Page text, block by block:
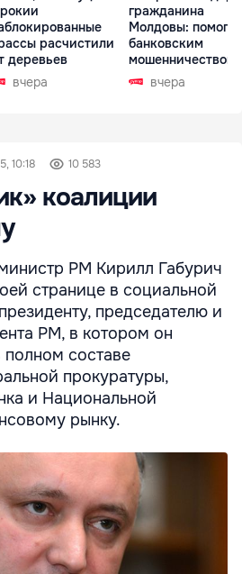
расчистили
деревьев
вчера
гражданина
Молдовы:
банковским
мошенничеством
Чехиивчера
10:18 10 583
коалиции
РМ Кирилл Габурич
странице в социальной
председателю и
РМ, в котором он
полном составе
прокуратуры,
и Национальной
рынку.